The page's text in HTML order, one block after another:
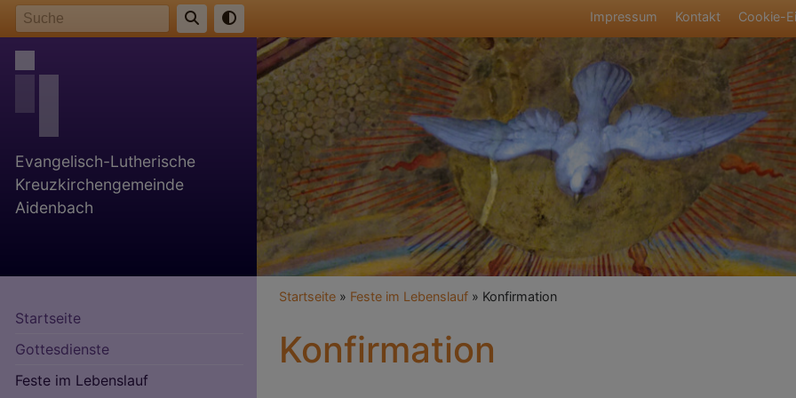
Direkt
zum
Inhalt
Impressum Kontakt Cookie-
Evangelisch-Lutherische
Kreuzkirchengemeinde
Aidenbach
Startseite
Gottesdienste
Feste im Lebenslauf
Breadcrumb
Startseite Feste im Lebenslauf Konfirmation
Konfirmation